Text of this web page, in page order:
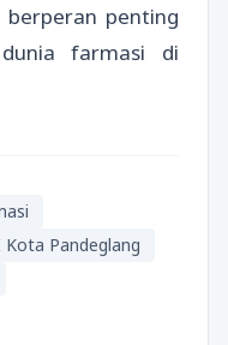
berperan penting
farmasi di
Kota Pandeglang